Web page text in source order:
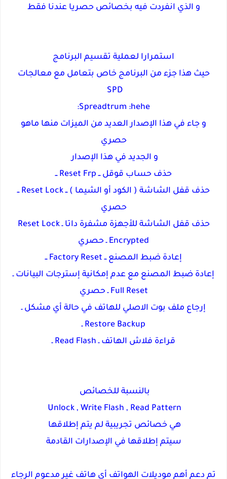
و الذي انفردت فيه بخصائص حصريا عندنا فقط
استمرارا لعملية تقسيم البرنامج
حيث هذا جزء من البرنامج خاص بتعامل مع معالجات
SPD
Spreadtrum :hehe:
و جاء في هذا الإصدار العديد من الميزات منها ماهو
حصري
و الجديد في هذا الإصدار
حذف حساب قوقل ــ Reset Frp ــ
حذف قفل الشاشة ( الكود أو الشيما ) ــ Reset Lock ــ
حصري
حذف قفل الشاشة للأجهزة مشفرة داتا ـ Reset Lock
Encrypted ـ حصري
إعادة ضبط المصنع ــ Factory Reset ــ
إعادة ضبط المصنع مع عدم إمكانية إسترجات البيانات ـ
Full Reset ـ حصري
إرجاع ملف بوت الاصلي للهاتف في حالة أي مشكل ـ
Restore Backup ـ
قراءة فلاش الهاتف ـ Read Flash ـ
بالنسبة للخصائص
Unlock , Write Flash , Read Pattern
هي خصائص تجريبية لم يتم إطلاقها
سيتم إطلاقها في الإصدارات القادمة
تم دعم أهم موديلات الهواتف أي هاتف غير مدعوم الرجاء